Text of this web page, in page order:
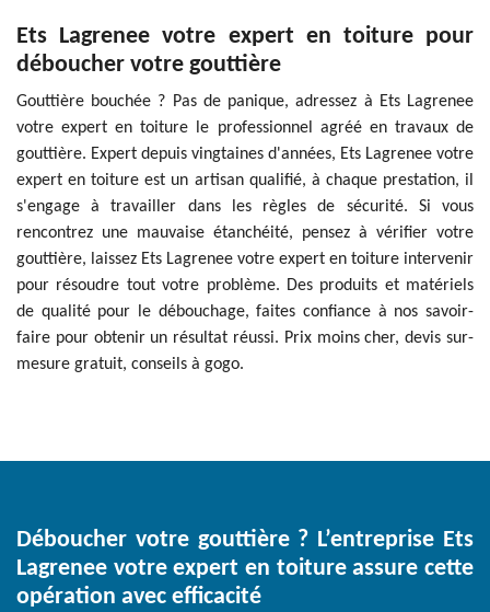
Ets Lagrenee votre expert en toiture pour
déboucher votre gouttière
Gouttière bouchée ? Pas de panique, adressez à Ets Lagrenee
votre expert en toiture le professionnel agréé en travaux de
gouttière. Expert depuis vingtaines d'années, Ets Lagrenee votre
expert en toiture est un artisan qualifié, à chaque prestation, il
s'engage à travailler dans les règles de sécurité. Si vous
rencontrez une mauvaise étanchéité, pensez à vérifier votre
gouttière, laissez Ets Lagrenee votre expert en toiture intervenir
pour résoudre tout votre problème. Des produits et matériels
de qualité pour le débouchage, faites confiance à nos savoir-
faire pour obtenir un résultat réussi. Prix moins cher, devis sur-
mesure gratuit, conseils à gogo.
Déboucher votre gouttière ? L’entreprise Ets
Lagrenee votre expert en toiture assure cette
opération avec efficacité